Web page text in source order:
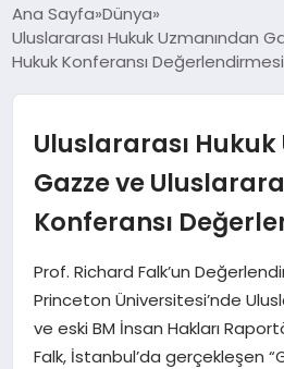
TEKNOLOJI
YAŞAM
EKONOMI
SAĞLIK
Ana Sayfa Dünya
Uluslararası Hukuk Uzmanından
Hukuk Konferansı Değerlendirmesi
Uluslararası Hukuk
Gazze ve
Konferansı
Prof. Richard Falk’un
Princeton Üniversitesi’nde
ve eski BM İnsan Hakları
Falk, İstanbul’da gerçekleşen